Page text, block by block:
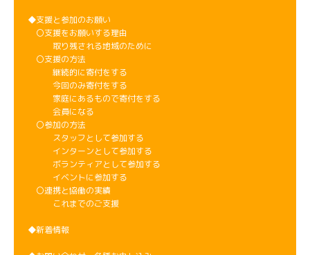
◆支援と参加のお願い
〇支援をお願いする理由
取り残される地域のために
〇支援の方法
継続的に寄付をする
今回のみ寄付をする
家庭にあるもので寄付をする
会員になる
〇参加の方法
スタッフとして参加する
インターンとして参加する
ボランティアとして参加する
イベントに参加する
〇連携と協働の実績
これまでのご支援
◆新着情報